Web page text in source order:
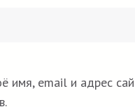
имя, email и адрес